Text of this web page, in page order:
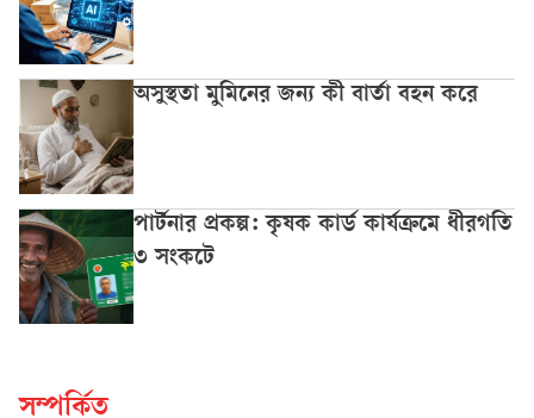
অসুস্থতা মুমিনের জন্য কী বার্তা বহন করে
পার্টনার প্রকল্প: কৃষক কার্ড কার্যক্রমে ধীরগতি
৩ সংকটে
সম্পর্কিত